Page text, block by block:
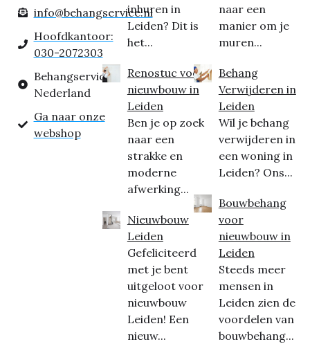
info@behangservice.nl
Hoofdkantoor:
030-2072303
Behangservice
Nederland
Ga naar onze
webshop
inhuren in
Leiden? Dit is
het...
Renostuc voor
nieuwbouw in
Leiden
Ben je op zoek
naar een
strakke en
moderne
afwerking...
Nieuwbouw
Leiden
Gefeliciteerd
met je bent
uitgeloot voor
nieuwbouw
Leiden! Een
nieuw...
naar een
manier om je
muren...
Behang
Verwijderen in
Leiden
Wil je behang
verwijderen in
een woning in
Leiden? Ons...
Bouwbehang
voor
nieuwbouw in
Leiden
Steeds meer
mensen in
Leiden zien de
voordelen van
bouwbehang...